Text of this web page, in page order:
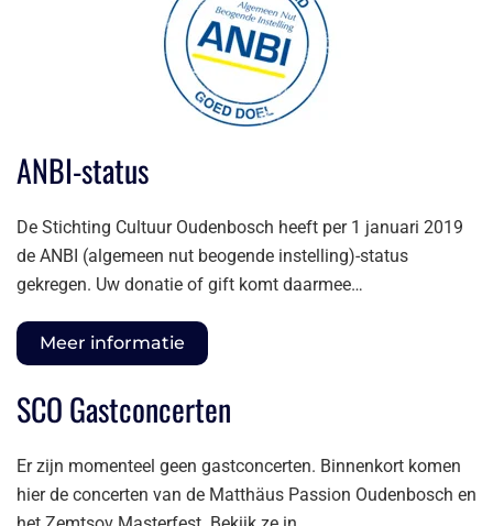
ANBI-status
De Stichting Cultuur Oudenbosch heeft per 1 januari 2019
de ANBI (algemeen nut beogende instelling)-status
gekregen. Uw donatie of gift komt daarmee…
Meer informatie
SCO Gastconcerten
Er zijn momenteel geen gastconcerten. Binnenkort komen
hier de concerten van de Matthäus Passion Oudenbosch en